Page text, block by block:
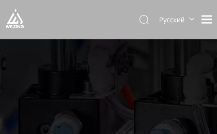
Pусский
Deutsch
日本語